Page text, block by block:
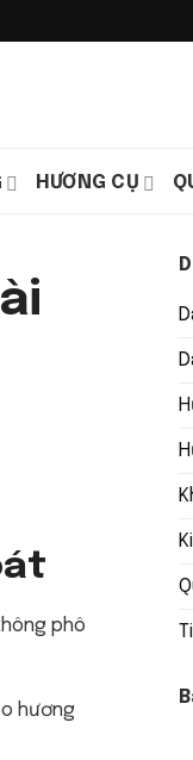
HƯƠNG CỤ
phô
hương